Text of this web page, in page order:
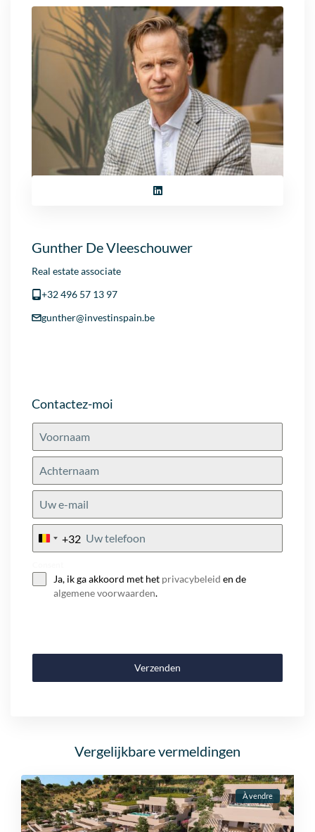
Gunther De Vleeschouwer
Real estate associate
+32 496 57 13 97
gunther@investinspain.be
Contactez-moi
Belgium
+32
Ja, ik ga akkoord met het privacybeleid en de
algemene voorwaarden.
Verzenden
Vergelijkbare vermeldingen
À vendre